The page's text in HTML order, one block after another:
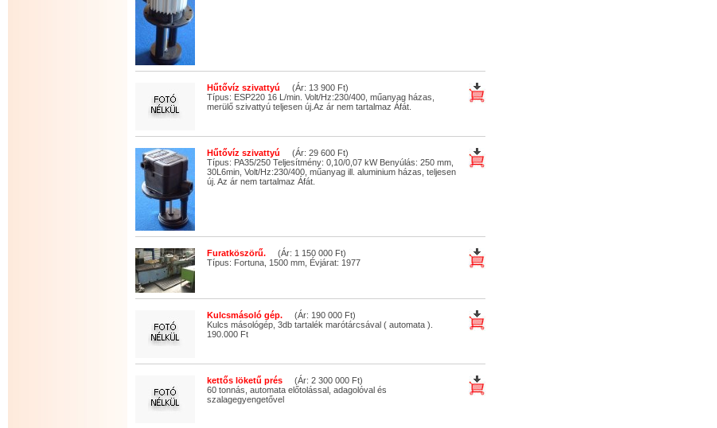
Hűtővíz szivattyú (Ár: 13 900 Ft)
Típus: ESP220 16 L/min. Volt/Hz:230/400, műanyag házas,
merülő szivattyú teljesen új.Az ár nem tartalmaz Áfát.
Hűtővíz szivattyú
(Ár: 29 600 Ft)
Típus: PA35/250 Teljesítmény: 0,10/0,07 kW Benyúlás: 250 mm,
30L6min, Volt/Hz:230/400, műanyag ill. aluminium házas, teljesen
új. Az ár nem tartalmaz Áfát.
Furatköszörű. (Ár: 1 150 000 Ft)
Típus: Fortuna, 1500 mm, Évjárat: 1977
Kulcsmásoló gép. (Ár: 190 000 Ft)
Kulcs másológép, 3db tartalék marótárcsával ( automata ).
190.000 Ft
kettős löketű prés (Ár: 2 300 000 Ft)
60 tonnás, automata előtolással, adagolóval és
szalagegyengetővel